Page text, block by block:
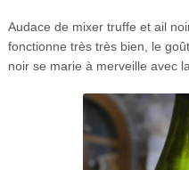
Audace de mixer truffe et ail
fonctionne très très bien, le
noir se marie à merveille avec